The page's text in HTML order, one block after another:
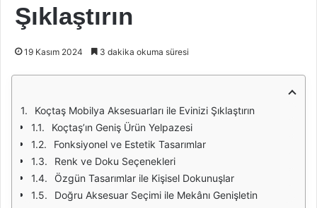
Şıklaştırın
19 Kasım 2024 3 dakika okuma süresi
Koçtaş Mobilya Aksesuarları ile Evinizi Şıklaştırın
Koçtaş’ın Geniş Ürün Yelpazesi
Fonksiyonel ve Estetik Tasarımlar
Renk ve Doku Seçenekleri
Özgün Tasarımlar ile Kişisel Dokunuşlar
Doğru Aksesuar Seçimi ile Mekânı Genişletin